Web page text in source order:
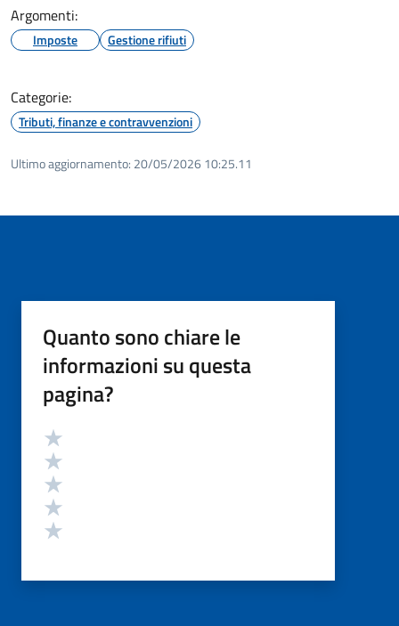
Argomenti:
Imposte Gestione rifiuti
Categorie:
Tributi, finanze e contravvenzioni
Ultimo aggiornamento: 20/05/2026 10:25.11
Quanto sono chiare le
informazioni su questa
pagina?
Valutazione